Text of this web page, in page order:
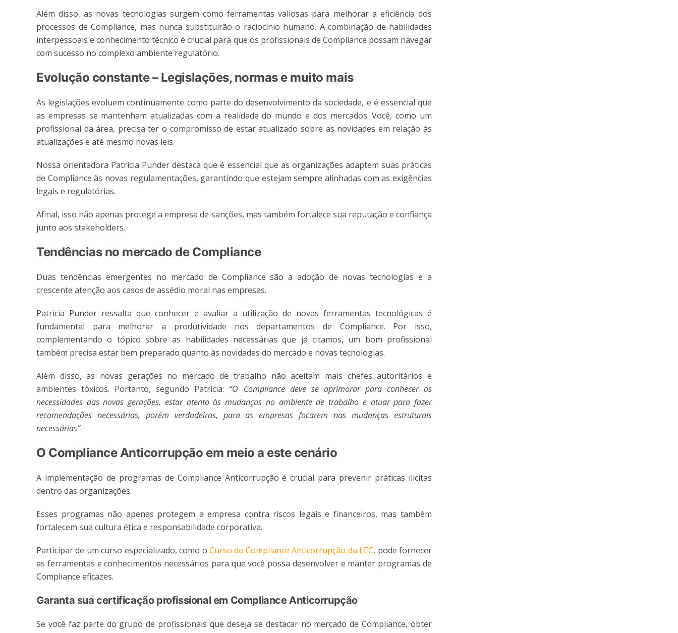
Além disso, as novas tecnologias surgem como ferramentas valiosas para melhorar a eficiência dos
processos de Compliance, mas nunca substituirão o raciocínio humano. A combinação de habilidades
interpessoais e conhecimento técnico é crucial para que os profissionais de Compliance possam navegar
com sucesso no complexo ambiente regulatório.
Evolução constante – Legislações, normas e muito mais
As legislações evoluem continuamente como parte do desenvolvimento da sociedade, e é essencial que
as empresas se mantenham atualizadas com a realidade do mundo e dos mercados. Você, como um
profissional da área, precisa ter o compromisso de estar atualizado sobre as novidades em relação às
atualizações e até mesmo novas leis.
Nossa orientadora Patrícia Punder destaca que é essencial que as organizações adaptem suas práticas
de Compliance às novas regulamentações, garantindo que estejam sempre alinhadas com as exigências
legais e regulatórias.
Afinal, isso não apenas protege a empresa de sanções, mas também fortalece sua reputação e confiança
junto aos stakeholders.
Tendências no mercado de Compliance
Duas tendências emergentes no mercado de Compliance são a adoção de novas tecnologias e a
crescente atenção aos casos de assédio moral nas empresas.
Patricia Punder ressalta que conhecer e avaliar a utilização de novas ferramentas tecnológicas é
fundamental para melhorar a produtividade nos departamentos de Compliance. Por isso,
complementando o tópico sobre as habilidades necessárias que já citamos, um bom profissional
também precisa estar bem preparado quanto às novidades do mercado e novas tecnologias.
Além disso, as novas gerações no mercado de trabalho não aceitam mais chefes autoritários e
ambientes tóxicos. Portanto, segundo Patrícia: “O Compliance deve se aprimorar para conhecer as
necessidades das novas gerações, estar atento às mudanças no ambiente de trabalho e atuar para fazer
recomendações necessárias, porém verdadeiras, para as empresas focarem nas mudanças estruturais
necessárias”.
O Compliance Anticorrupção em meio a este cenário
A implementação de programas de Compliance Anticorrupção é crucial para prevenir práticas ilícitas
dentro das organizações.
Esses programas não apenas protegem a empresa contra riscos legais e financeiros, mas também
fortalecem sua cultura ética e responsabilidade corporativa.
Participar de um curso especializado, como o Curso de Compliance Anticorrupção da LEC, pode fornecer
as ferramentas e conhecimentos necessários para que você possa desenvolver e manter programas de
Compliance eficazes.
Garanta sua certificação profissional em Compliance Anticorrupção
Se você faz parte do grupo de profissionais que deseja se destacar no mercado de Compliance, obter